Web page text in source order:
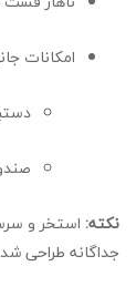
امکانات
نکته: استخر و
جداگانه طراحی